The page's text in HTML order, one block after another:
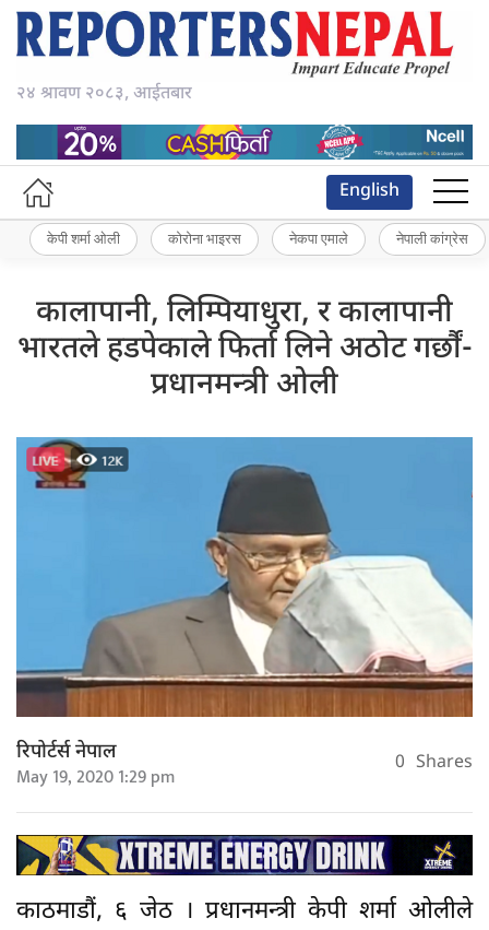
२४ श्रावण २०८३, आईतबार
English
केपी शर्मा ओली कोरोना भाइरस नेकपा एमाले नेपाली कांग्रेस
कालापानी, लिम्पियाधुरा, र कालापानी
भारतले हडपेकाले फिर्ता लिने अठोट गर्छौं-
प्रधानमन्त्री ओली
रिपोर्टर्स नेपाल
May 19, 2020 1:29 pm 0 Shares
काठमाडौं, ६ जेठ । प्रधानमन्त्री केपी शर्मा ओलीले